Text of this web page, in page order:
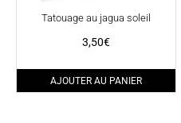
Tatouage au jagua soleil
3,50€
AJOUTER AU PANIER